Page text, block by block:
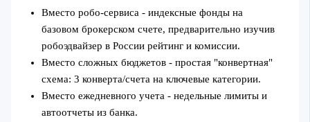
Вместо робо‑сервиса - индексные фонды на
базовом брокерском счете, предварительно изучив
робоэдвайзер в России рейтинг и комиссии.
Вместо сложных бюджетов - простая "конвертная"
схема: 3 конверта/счета на ключевые категории.
Вместо ежедневного учета - недельные лимиты и
автоотчеты из банка.